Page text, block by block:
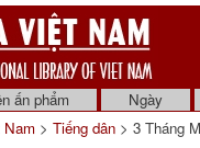
ấn phẩm
Ngày
Nam > Tiếng dân > 3 Tháng